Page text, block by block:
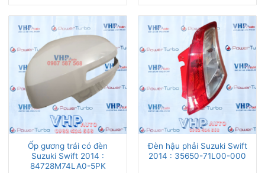
Ốp gương trái có đèn
Suzuki Swift 2014 :
84728M74LA0-5PK
Đèn hậu phải Suzuki Swift
2014 : 35650-71L00-000